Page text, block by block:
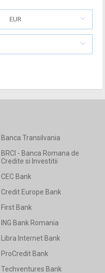
EUR
Banca Transilvania
BRCI - Banca Romana de
Credite si Investitii
CEC Bank
Credit Europe Bank
First Bank
ING Bank Romania
Libra Internet Bank
ProCredit Bank
Techventures Bank